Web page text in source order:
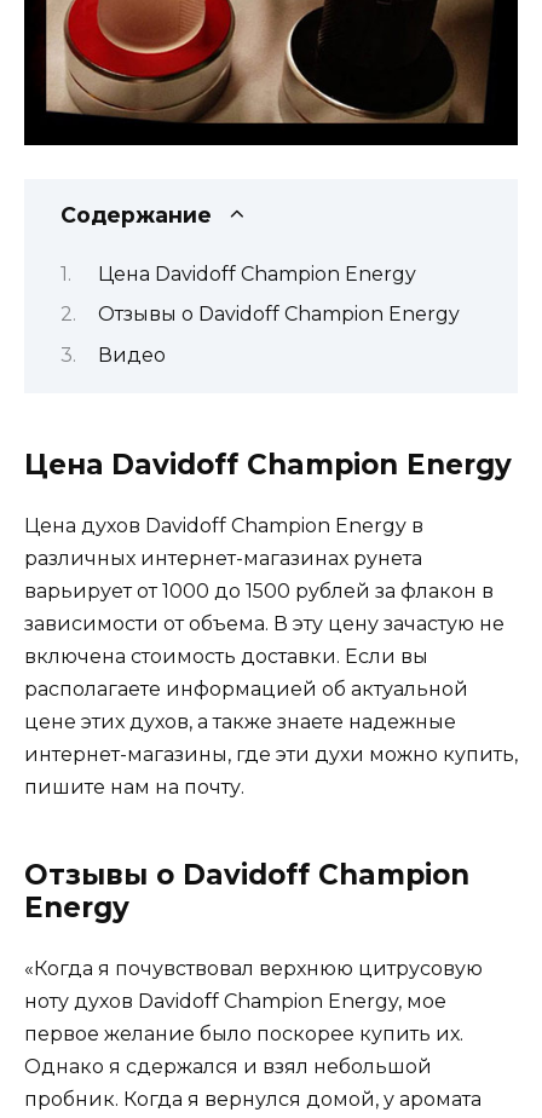
Содержание
Цена Davidoff Champion Energy
Отзывы о Davidoff Champion Energy
Видео
Цена Davidoff Champion Energy
Цена духов Davidoff Champion Energy в
различных интернет-магазинах рунета
варьирует от 1000 до 1500 рублей за флакон в
зависимости от объема. В эту цену зачастую не
включена стоимость доставки. Если вы
располагаете информацией об актуальной
цене этих духов, а также знаете надежные
интернет-магазины, где эти духи можно купить,
пишите нам на почту.
Отзывы о Davidoff Champion
Energy
«Когда я почувствовал верхнюю цитрусовую
ноту духов Davidoff Champion Energy, мое
первое желание было поскорее купить их.
Однако я сдержался и взял небольшой
пробник. Когда я вернулся домой, у аромата